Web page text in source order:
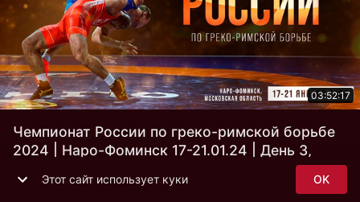
03:52:17
Чемпионат России по греко-римской борьбе
2024 | Наро-Фоминск 17-21.01.24 | День 3,
Этот сайт использует куки OK